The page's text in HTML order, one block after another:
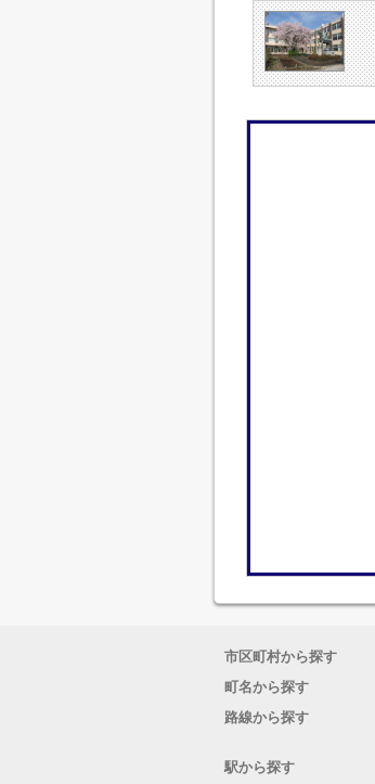
市区町村から探す
町名から探す
路線から探す
駅から探す